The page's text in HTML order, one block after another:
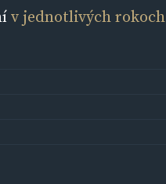
v jednotlivých rokoch